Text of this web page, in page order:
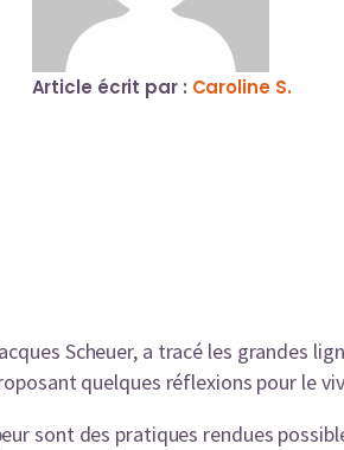
Article écrit par : Caroline S.
Scheuer, a tracé les grandes
quelques réflexions pour le
sont des pratiques rendues